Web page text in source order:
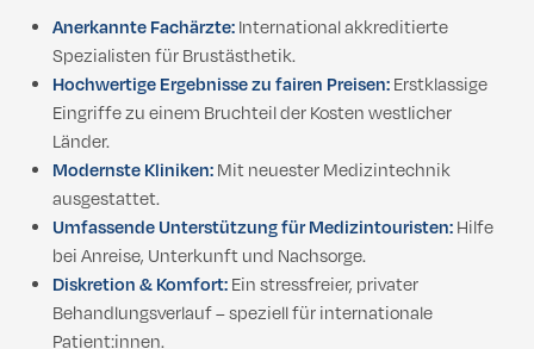
Anerkannte Fachärzte:International akkreditierte
Spezialisten für Brustästhetik.
Hochwertige Ergebnisse zu fairen Preisen:Erstklassige
Eingriffe zu einem Bruchteil der Kosten westlicher
Länder.
Modernste Kliniken:Mit neuester Medizintechnik
ausgestattet.
Umfassende Unterstützung für Medizintouristen:Hilfe
bei Anreise, Unterkunft und Nachsorge.
Diskretion & Komfort:Ein stressfreier, privater
Behandlungsverlauf – speziell für internationale
Patient:innen.